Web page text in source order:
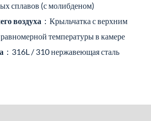
сплавов (с молибденом)
воздуха ：Крыльчатка с верхним
температуры в камере
：316L / 310 нержавеющая сталь